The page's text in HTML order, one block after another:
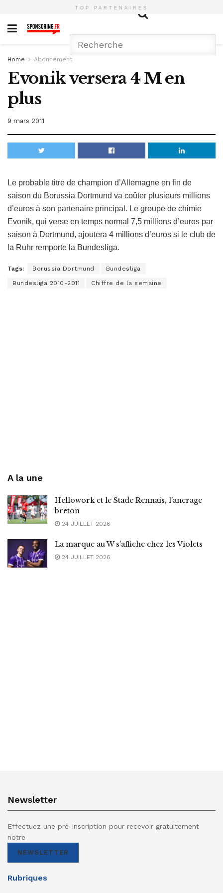
TOP PARTENAIRES
Home Abonnement
Evonik versera 4 M en
plus
9 mars 2011
Le probable titre de champion d’Allemagne en fin de
saison du Borussia Dortmund va coûter plusieurs millions
d’euros à son partenaire principal. Le groupe de chimie
Evonik, qui verse en temps normal 7,5 millions d’euros par
saison à Dortmund, ajoutera 4 millions d’euros si le club de
la Ruhr remporte la Bundesliga.
Tags: Borussia Dortmund Bundesliga
Bundesliga 2010-2011 Chiffre de la semaine
A la une
Hellowork et le Stade Rennais, l’ancrage
breton
24 JUILLET 2026
La marque au W s’affiche chez les Violets
24 JUILLET 2026
Newsletter
Effectuez une pré-inscription pour recevoir gratuitement
notre
NEWSLETTER
Rubriques